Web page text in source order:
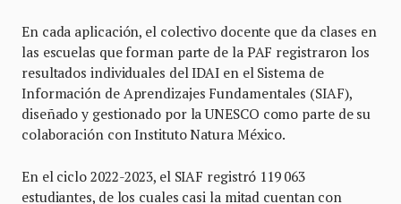
En cada aplicación, el colectivo docente que da clases en
las escuelas que forman parte de la PAF registraron los
resultados individuales del IDAI en el Sistema de
Información de Aprendizajes Fundamentales (SIAF),
diseñado y gestionado por la UNESCO como parte de su
colaboración con Instituto Natura México.
En el ciclo 2022-2023, el SIAF registró 119 063
estudiantes, de los cuales casi la mitad cuentan con